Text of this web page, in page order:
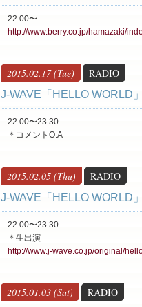
22:00〜
http://www.berry.co.jp/hamazaki/
2015.02.17 (Tue) RADIO
J-WAVE「HELLO WORLD」
22:00〜23:30
＊コメントO.A
2015.02.05 (Thu) RADIO
J-WAVE「HELLO WORLD」
22:00〜23:30
＊生出演
http://www.j-wave.co.jp/original/
2015.01.03 (Sat) RADIO